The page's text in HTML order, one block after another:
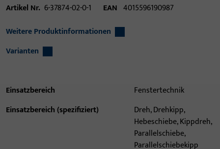
Artikel Nr. 6-37874-02-0-1 EAN 4015596190987
Weitere Produktinformationen
Varianten
Einsatzbereich
Fenstertechnik
Einsatzbereich (spezifiziert)
Dreh, Drehkipp,
Hebeschiebe, Kippdreh,
Parallelschiebe,
Parallelschiebekipp